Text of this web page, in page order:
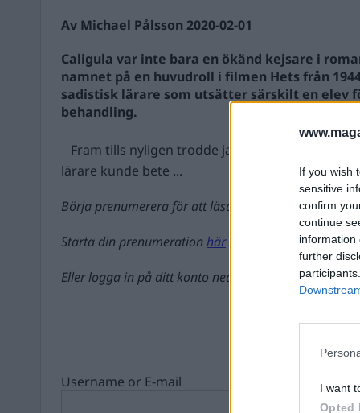
If you wish
sensitive
confirm
continue
information
further
I want
Opted
Av Michael Pålsson 2020-02-01
Caligula var inte bara en ökänd kejsare i
namnet på en huvudroll i filmen Hets från
sadistisk lärare som utsätter särskilt en elev
behandling.
Fram tills nyligen trodde jag att ingen
lärare kunde bete ...
Börja prenumerera för att läsa detta innehåll.
Starta din prenumerationhär
Eller logga in på ditt konto nedan:
Username or E-mail